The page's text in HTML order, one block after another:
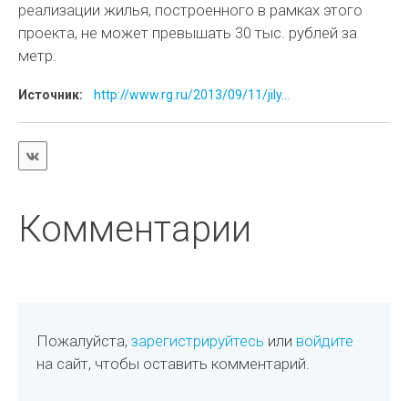
реализации жилья, построенного в рамках этого
проекта, не может превышать 30 тыс. рублей за
метр.
Источник: http://www.rg.ru/2013/09/11/jily...
Комментарии
Пожалуйста,зарегистрируйтесь или войдите
на сайт, чтобы оставить комментарий.